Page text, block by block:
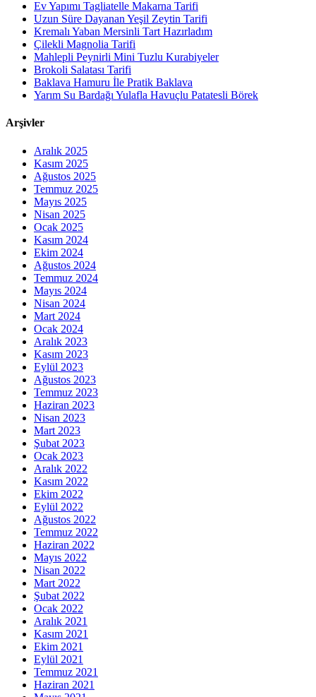
Ev Yapımı Tagliatelle Makarna Tarifi
Uzun Süre Dayanan Yeşil Zeytin Tarifi
Kremalı Yaban Mersinli Tart Hazırladım
Çilekli Magnolia Tarifi
Mahlepli Peynirli Mini Tuzlu Kurabiyeler
Brokoli Salatası Tarifi
Baklava Hamuru İle Pratik Baklava
Yarım Su Bardağı Yulafla Havuçlu Patatesli Börek
Arşivler
Aralık 2025
Kasım 2025
Ağustos 2025
Temmuz 2025
Mayıs 2025
Nisan 2025
Ocak 2025
Kasım 2024
Ekim 2024
Ağustos 2024
Temmuz 2024
Mayıs 2024
Nisan 2024
Mart 2024
Ocak 2024
Aralık 2023
Kasım 2023
Eylül 2023
Ağustos 2023
Temmuz 2023
Haziran 2023
Nisan 2023
Mart 2023
Şubat 2023
Ocak 2023
Aralık 2022
Kasım 2022
Ekim 2022
Eylül 2022
Ağustos 2022
Temmuz 2022
Haziran 2022
Mayıs 2022
Nisan 2022
Mart 2022
Şubat 2022
Ocak 2022
Aralık 2021
Kasım 2021
Ekim 2021
Eylül 2021
Temmuz 2021
Haziran 2021